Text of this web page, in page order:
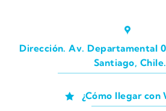
Dirección. Av. Departamental
Santiago, Chile.
¿Cómo llegar con